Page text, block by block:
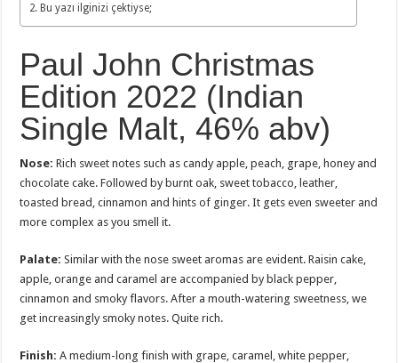
Bu yazı ilginizi çektiyse;
Paul John Christmas
Edition 2022 (Indian
Single Malt, 46% abv)
Nose: Rich sweet notes such as candy apple, peach, grape, honey and
chocolate cake. Followed by burnt oak, sweet tobacco, leather,
toasted bread, cinnamon and hints of ginger. It gets even sweeter and
more complex as you smell it.
Palate: Similar with the nose sweet aromas are evident. Raisin cake,
apple, orange and caramel are accompanied by black pepper,
cinnamon and smoky flavors. After a mouth-watering sweetness, we
get increasingly smoky notes. Quite rich.
Finish: A medium-long finish with grape, caramel, white pepper,